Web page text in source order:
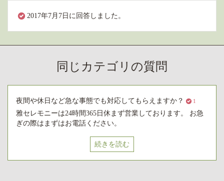
2017年7月7日に回答しました。
同じカテゴリの質問
夜間や休日など急な事態でも対応してもらえますか？ 1
雅セレモニーは24時間365日休まず営業しております。 お急
ぎの際はまずはお電話ください。
続きを読む